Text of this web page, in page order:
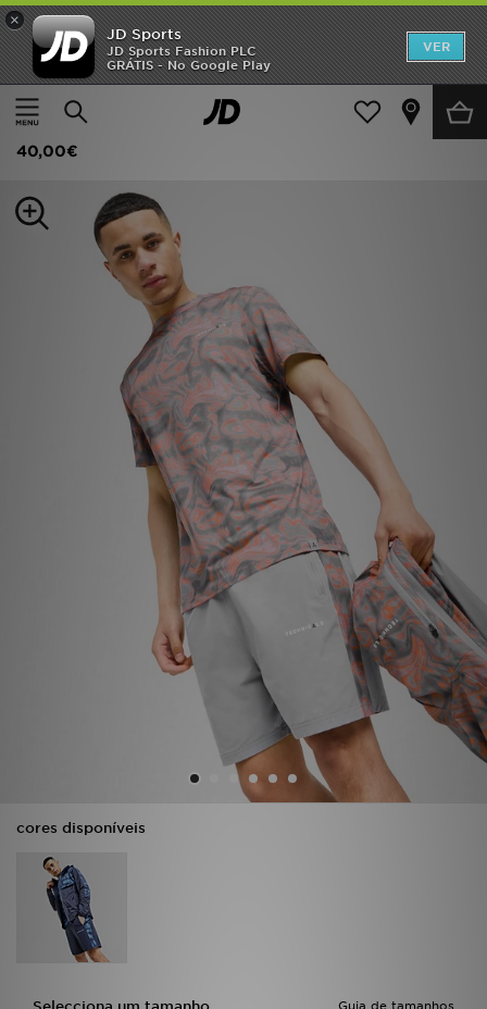
×
JD Sports
JD Sports Fashion PLC
GRÁTIS - No Google Play
VER
Página principal
Homem Roupa de Homem Calções
Technicals Fells Shorts
40,00€
cores disponíveis
Guia de tamanhos
INÍCIO
Promoções
MULHER
LOCALIZADOR DE LOJAS
ESTADO DO TEU PEDIDO
ATENÇÃO AO CLIENTE
FAZ DOWNLOAD DA APP
TRABALHA CONNOSCO